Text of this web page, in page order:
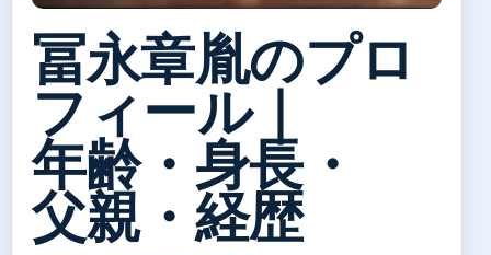
冨永章胤のプロ
フィール｜
年齢・身長・
父親・経歴